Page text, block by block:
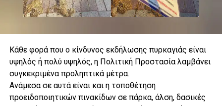
.
Κάθε φορά που ο κίνδυνος εκδήλωσης πυρκαγιάς είναι
υψηλός ή πολύ υψηλός, η Πολιτική Προστασία λαμβάνει
συγκεκριμένα προληπτικά μέτρα.
Ανάμεσα σε αυτά είναι και η τοποθέτηση
προειδοποιητικών πινακίδων σε πάρκα, άλση, δασικές